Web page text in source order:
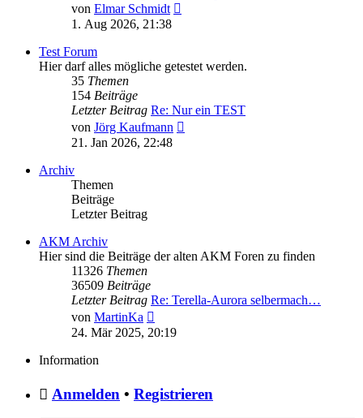
von Elmar Schmidt
1. Aug 2026, 21:38
Test Forum
Hier darf alles mögliche getestet werden.
35 Themen
154 Beiträge
Letzter Beitrag Re: Nur ein TEST
von Jörg Kaufmann
21. Jan 2026, 22:48
Archiv
Themen
Beiträge
Letzter Beitrag
AKM Archiv
Hier sind die Beiträge der alten AKM Foren zu finden
11326 Themen
36509 Beiträge
Letzter Beitrag Re: Terella-Aurora selbermach…
von MartinKa
Beitrag
24. Mär 2025, 20:19
Information
Anmelden • Registrieren